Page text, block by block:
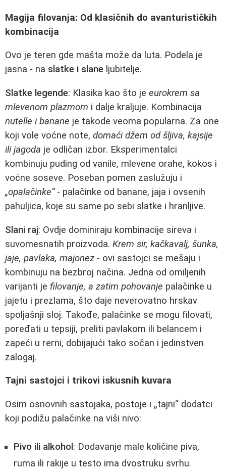
Magija filovanja: Od klasičnih do avanturističkih
kombinacija
Ovo je teren gde mašta može da luta. Podela je
jasna - na slatke i slane ljubitelje.
Slatke legende: Klasika kao što je eurokrem sa
mlevenom plazmom i dalje kraljuje. Kombinacija
nutelle i banane je takode veoma popularna. Za one
koji vole voćne note, domaći džem od šljiva, kajsije
ili jagoda je odličan izbor. Eksperimentalci
kombinuju puding od vanile, mlevene orahe, kokos i
voćne soseve. Poseban pomen zaslužuju i
„opalаčinke“- palačinke od banane, jaja i ovsenih
pahuljica, koje su same po sebi slatke i hranljive.
Slani raj: Ovdje dominiraju kombinacije sireva i
suvomesnatih proizvoda. Krem sir, kačkavalj, šunka,
jaje, pavlaka, majonez - ovi sastojci se mešaju i
kombinuju na bezbroj načina. Jedna od omiljenih
varijanti je filovanje, a zatim pohovanje palačinke u
jajetu i prezlama, što daje neverovatno hrskav
spoljašnji sloj. Takođe, palačinke se mogu filovati,
poređati u tepsiji, preliti pavlakom ili belancem i
zapeći u rerni, dobijajući tako sočan i jedinstven
zalogaj.
Tajni sastojci i trikovi iskusnih kuvara
Osim osnovnih sastojaka, postoje i „tajni“ dodatci
koji podižu palačinke na viši nivo:
Pivo ili alkohol: Dodavanje male količine piva,
ruma ili rakije u testo ima dvostruku svrhu.